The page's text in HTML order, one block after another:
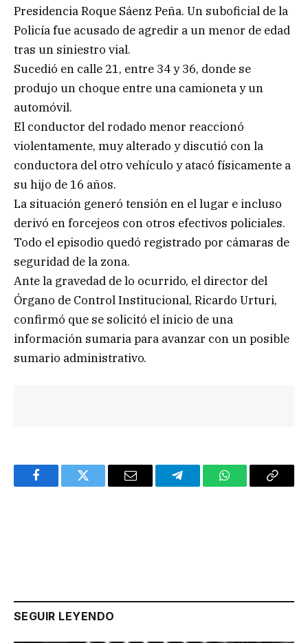
Presidencia Roque Sáenz Peña. Un suboficial de la
Policía fue acusado de agredir a un menor de edad
tras un siniestro vial.
Sucedió en calle 21, entre 34 y 36, donde se
produjo un choque entre una camioneta y un
automóvil.
El conductor del rodado menor reaccionó
violentamente, muy alterado y discutió con la
conductora del otro vehículo y atacó físicamente a
su hijo de 16 años.
La situación generó tensión en el lugar e incluso
derivó en forcejeos con otros efectivos policiales.
Todo el episodio quedó registrado por cámaras de
seguridad de la zona.
Ante la gravedad de lo ocurrido, el director del
Órgano de Control Institucional, Ricardo Urturi,
confirmó que se solicitó el inicio de una
información sumaria para avanzar con un posible
sumario administrativo.
FacebookTwitter Email TelegramWhatsAppCopy
SEGUIR LEYENDO